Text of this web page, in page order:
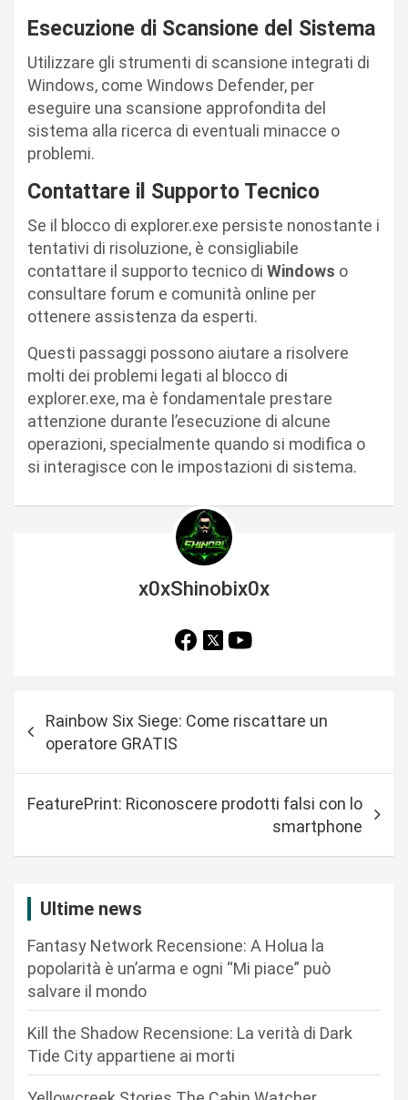
Esecuzione di Scansione del Sistema
Utilizzare gli strumenti di scansione integrati di
Windows, come Windows Defender, per
eseguire una scansione approfondita del
sistema alla ricerca di eventuali minacce o
problemi.
Contattare il Supporto Tecnico
Se il blocco di explorer.exe persiste nonostante i
tentativi di risoluzione, è consigliabile
contattare il supporto tecnico di Windows o
consultare forum e comunità online per
ottenere assistenza da esperti.
Questi passaggi possono aiutare a risolvere
molti dei problemi legati al blocco di
explorer.exe, ma è fondamentale prestare
attenzione durante l’esecuzione di alcune
operazioni, specialmente quando si modifica o
si interagisce con le impostazioni di sistema.
x0xShinobix0x
a
Rainbow Six Siege: Come riscattare un
operatore GRATIS
FeaturePrint: Riconoscere prodotti falsi con lo
smartphone
Ultime news
Fantasy Network Recensione: A Holua la
popolarità è un’arma e ogni “Mi piace” può
salvare il mondo
Kill the Shadow Recensione: La verità di Dark
Tide City appartiene ai morti